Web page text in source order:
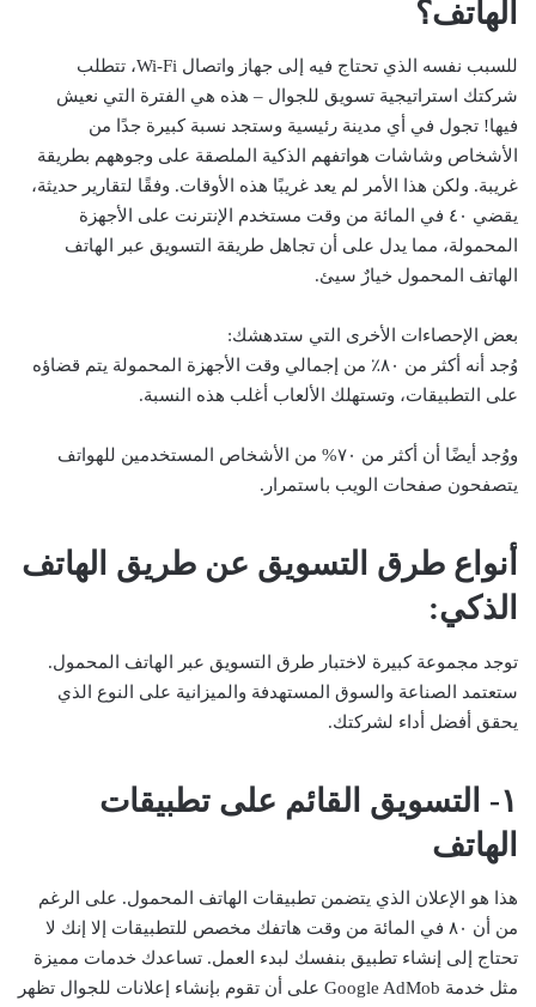
الهاتف؟
للسبب نفسه الذي تحتاج فيه إلى جهاز واتصال Wi-Fi، تتطلب
شركتك استراتيجية تسويق للجوال – هذه هي الفترة التي نعيش
فيها! تجول في أي مدينة رئيسية وستجد نسبة كبيرة جدًا من
الأشخاص وشاشات هواتفهم الذكية الملصقة على وجوههم بطريقة
غريبة. ولكن هذا الأمر لم يعد غريبًا هذه الأوقات. وفقًا لتقارير حديثة،
يقضي ٤٠ في المائة من وقت مستخدم الإنترنت على الأجهزة
المحمولة، مما يدل على أن تجاهل طريقة التسويق عبر الهاتف
الهاتف المحمول خيارٌ سيئ.
بعض الإحصاءات الأخرى التي ستدهشك:
وُجد أنه أكثر من ٨٠٪ من إجمالي وقت الأجهزة المحمولة يتم قضاؤه
على التطبيقات، وتستهلك الألعاب أغلب هذه النسبة.
ووُجد أيضًا أن أكثر من ٧٠% من الأشخاص المستخدمين للهواتف
يتصفحون صفحات الويب باستمرار.
أنواع طرق التسويق عن طريق الهاتف
الذكي:
توجد مجموعة كبيرة لاختبار طرق التسويق عبر الهاتف المحمول.
ستعتمد الصناعة والسوق المستهدفة والميزانية على النوع الذي
يحقق أفضل أداء لشركتك.
١- التسويق القائم على تطبيقات
الهاتف
هذا هو الإعلان الذي يتضمن تطبيقات الهاتف المحمول. على الرغم
من أن ٨٠ في المائة من وقت هاتفك مخصص للتطبيقات إلا إنك لا
تحتاج إلى إنشاء تطبيق بنفسك لبدء العمل. تساعدك خدمات مميزة
مثل خدمة Google AdMob على أن تقوم بإنشاء إعلانات للجوال تظهر